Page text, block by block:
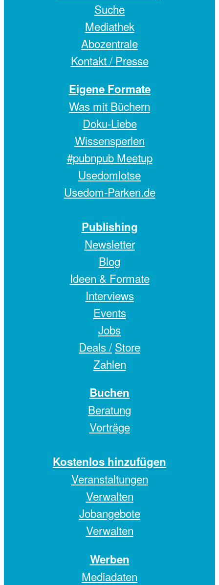
Suche
Mediathek
Abozentrale
Kontakt / Presse
Eigene Formate
Was mit Büchern
Doku-Liebe
Wissensperlen
#pubnpub Meetup
Usedomlotse
Usedom-Parken.de
Publishing
Newsletter
Blog
Ideen & Formate
Interviews
Events
Jobs
Deals / Store
Zahlen
Buchen
Beratung
Vorträge
Kostenlos hinzufügen
Veranstaltungen
Verwalten
Jobangebote
Verwalten
Werben
Mediadaten